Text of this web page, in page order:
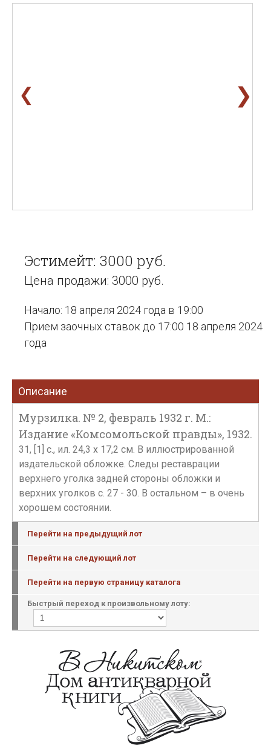
❮ ❯
Эстимейт: 3000 руб.
Цена продажи: 3000 руб.
Начало: 18 апреля 2024 года в 19:00
Прием заочных ставок до 17:00 18 апреля 2024
года
Описание
Мурзилка. № 2, февраль 1932 г. М.:
Издание «Комсомольской правды», 1932.
31, [1] с., ил. 24,3 х 17,2 см. В иллюстрированной
издательской обложке. Следы реставрации
верхнего уголка задней стороны обложки и
верхних уголков с. 27 - 30. В остальном – в очень
хорошем состоянии.
Перейти на предыдущий лот
Перейти на следующий лот
Перейти на первую страницу каталога
Быстрый переход к произвольному лоту: